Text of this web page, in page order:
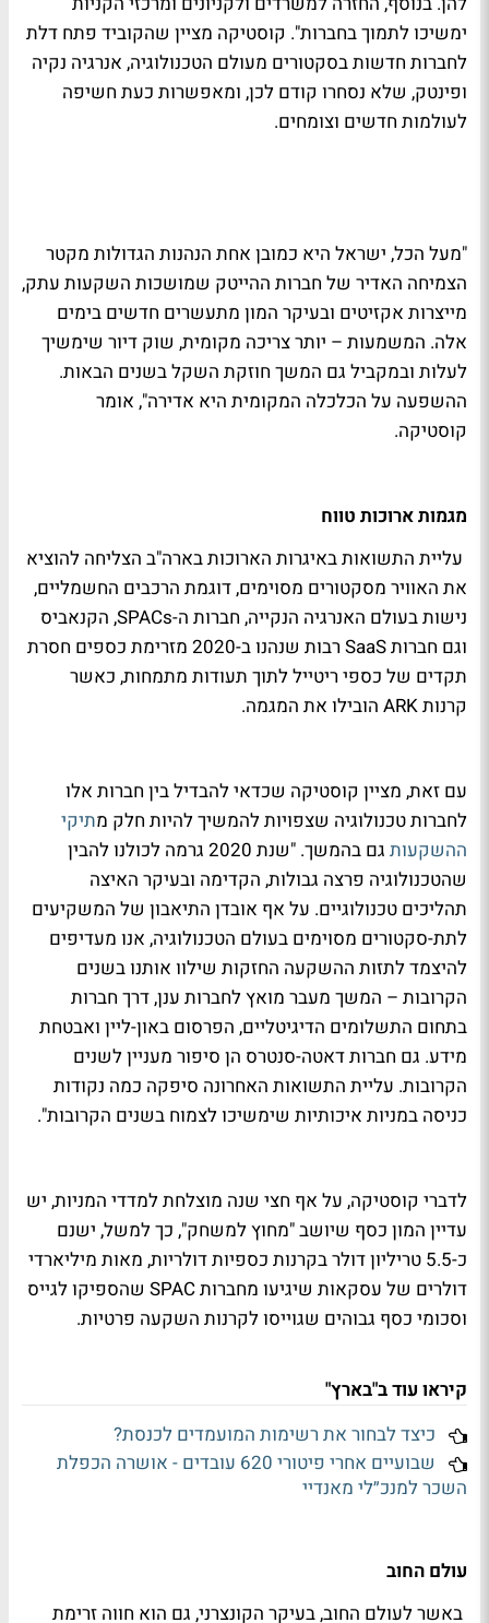
ימשיכו לתמוך בחברות". קוסטיקה מציין שהקוביד פתח דלת
לחברות חדשות בסקטורים מעולם הטכנולוגיה, אנרגיה נקיה
ופינטק, שלא נסחרו קודם לכן, ומאפשרות כעת חשיפה
לעולמות חדשים וצומחים.
"מעל הכל, ישראל היא כמובן אחת הנהנות הגדולות מקטר
הצמיחה האדיר של חברות ההייטק שמושכות השקעות עתק,
מייצרות אקזיטים ובעיקר המון מתעשרים חדשים בימים
אלה. המשמעות – יותר צריכה מקומית, שוק דיור שימשיך
לעלות ובמקביל גם המשך חוזקת השקל בשנים הבאות.
ההשפעה על הכלכלה המקומית היא אדירה", אומר
קוסטיקה.
מגמות ארוכות טווח
עליית התשואות באיגרות הארוכות בארה"ב הצליחה להוציא
את האוויר מסקטורים מסוימים, דוגמת הרכבים החשמליים,
נישות בעולם האנרגיה הנקייה, חברות ה-SPACs, הקנאביס
וגם חברותSaaS
רבות שנהנו ב-2020 מזרימת כספים חסרת
תקדים של כספי ריטייל לתוך תעודות מתמחות, כאשר
קרנותARK הובילו את המגמה.
עם זאת, מציין קוסטיקה שכדאי להבדיל בין חברות אלו
לחברות טכנולוגיה שצפויות להמשיך להיות חלק מתיקי
ההשקעות
גם בהמשך. "שנת 2020 גרמה לכולנו להבין
שהטכנולוגיה פרצה גבולות, הקדימה ובעיקר האיצה
תהליכים טכנולוגיים. על אף אובדן התיאבון של המשקיעים
לתת-סקטורים מסוימים בעולם הטכנולוגיה, אנו מעדיפים
להיצמד לתזות ההשקעה החזקות שילוו אותנו בשנים
הקרובות – המשך מעבר מואץ לחברות ענן, דרך חברות
בתחום התשלומים הדיגיטליים, הפרסום באון-ליין ואבטחת
מידע. גם חברות דאטה-סנטרס הן סיפור מעניין לשנים
הקרובות. עליית התשואות האחרונה סיפקה כמה נקודות
כניסה במניות איכותיות שימשיכו לצמוח בשנים הקרובות".
לדברי קוסטיקה, על אף חצי שנה מוצלחת למדדי המניות, יש
עדיין המון כסף שיושב "מחוץ למשחק", כך למשל, ישנם
כ-5.5 טריליון דולר בקרנות כספיות דולריות, מאות מיליארדי
דולרים של עסקאות שיגיעו מחברותSPAC שהספיקו לגייס
וסכומי כסף גבוהים שגוייסו לקרנות השקעה פרטיות.
קיראו עוד ב"בארץ"
כיצד לבחור את רשימות המועמדים לכנסת?
שבועיים אחרי פיטורי 620 עובדים - אושרה הכפלת
השכר למנכ״לי מאנדיי
עולם החוב
באשר לעולם החוב, בעיקר הקונצרני, גם הוא חווה זרימת